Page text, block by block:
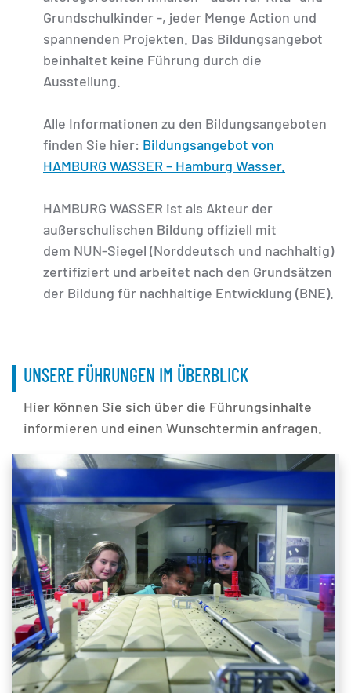
Grundschulkinder -, jeder Menge Action und
spannenden Projekten. Das Bildungsangebot
beinhaltet keine Führung durch die
Ausstellung.
Alle Informationen zu den Bildungsangeboten
finden Sie hier: Bildungsangebot von
HAMBURG WASSER – Hamburg Wasser.
HAMBURG WASSER ist als Akteur der
außerschulischen Bildung offiziell mit
dem NUN-Siegel (Norddeutsch und nachhaltig)
zertifiziert und arbeitet nach den Grundsätzen
der Bildung für nachhaltige Entwicklung (BNE).
UNSERE FÜHRUNGEN IM ÜBERBLICK
Hier können Sie sich über die Führungsinhalte
informieren und einen Wunschtermin anfragen.